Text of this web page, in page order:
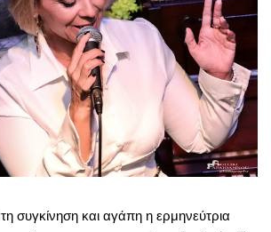
συγκίνηση και αγάπη η ερμηνεύτρια